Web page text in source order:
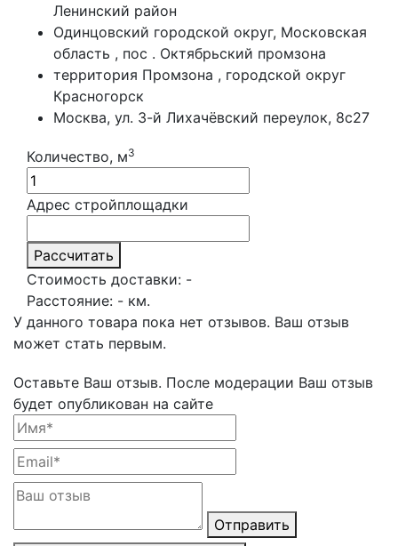
Ленинский район
Одинцовский городской округ, Московская
область , пос . Октябрьский промзона
территория Промзона , городской округ
Красногорск
Москва, ул. 3-й Лихачёвский переулок, 8с27
Количество, м3
Адрес стройплощадки
Рассчитать
Стоимость доставки: -
Расстояние: - км.
У данного товара пока нет отзывов. Ваш отзыв
может стать первым.
Оставьте Ваш отзыв. После модерации Ваш отзыв
будет опубликован на сайте
Отправить